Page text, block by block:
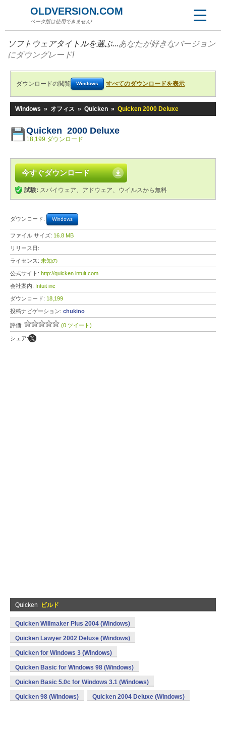
OLDVERSION.COM
ベータ版は使用できません!
ソフトウェアタイトルを選ぶ...あなたが好きなバージョン
にダウングレード!
ダウンロードの閲覧 Windows すべてのダウンロードを表示
Windows » オフィス » Quicken » Quicken 2000 Deluxe
Quicken 2000 Deluxe
18,199 ダウンロード
今すぐダウンロード
試験: スパイウェア、アドウェア、ウイルスから無料
ダウンロード: Windows
ファイル サイズ: 16.8 MB
リリース日:
ライセンス: 未知の
公式サイト: http://quicken.intuit.com
会社案内: Intuit inc
ダウンロード: 18,199
投稿ナビゲーション: chukino
評価: (0 ツイート)
シェア:
Quicken ビルド
Quicken Willmaker Plus 2004 (Windows)
Quicken Lawyer 2002 Deluxe (Windows)
Quicken for Windows 3 (Windows)
Quicken Basic for Windows 98 (Windows)
Quicken Basic 5.0c for Windows 3.1 (Windows)
Quicken 98 (Windows) Quicken 2004 Deluxe (Windows)